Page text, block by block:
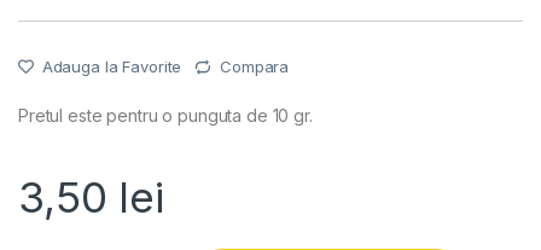
Adauga la Favorite Compara
Pretul este pentru o punguta de 10 gr.
3,50 lei